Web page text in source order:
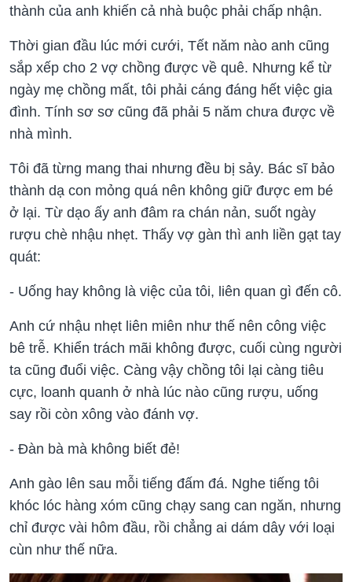
thành của anh khiến cả nhà buộc phải chấp nhận.
Thời gian đầu lúc mới cưới, Tết năm nào anh cũng
sắp xếp cho 2 vợ chồng được về quê. Nhưng kể từ
ngày mẹ chồng mất, tôi phải cáng đáng hết việc gia
đình. Tính sơ sơ cũng đã phải 5 năm chưa được về
nhà mình.
Tôi đã từng mang thai nhưng đều bị sảy. Bác sĩ bảo
thành dạ con mỏng quá nên không giữ được em bé
ở lại. Từ dạo ấy anh đâm ra chán nản, suốt ngày
rượu chè nhậu nhẹt. Thấy vợ gàn thì anh liền gạt tay
quát:
- Uống hay không là việc của tôi, liên quan gì đến cô.
Anh cứ nhậu nhẹt liên miên như thế nên công việc
bê trễ. Khiển trách mãi không được, cuối cùng người
ta cũng đuổi việc. Càng vậy chồng tôi lại càng tiêu
cực, loanh quanh ở nhà lúc nào cũng rượu, uống
say rồi còn xông vào đánh vợ.
- Đàn bà mà không biết đẻ!
Anh gào lên sau mỗi tiếng đấm đá. Nghe tiếng tôi
khóc lóc hàng xóm cũng chạy sang can ngăn, nhưng
chỉ được vài hôm đầu, rồi chẳng ai dám dây với loại
cùn như thế nữa.